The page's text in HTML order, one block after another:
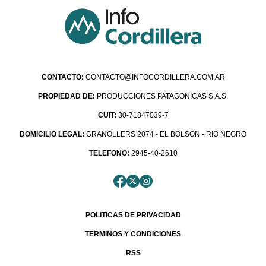
CONTACTO: CONTACTO@INFOCORDILLERA.COM.AR
PROPIEDAD DE: PRODUCCIONES PATAGONICAS S.A.S.
CUIT: 30-71847039-7
DOMICILIO LEGAL: GRANOLLERS 2074 - EL BOLSON - RIO NEGRO
TELEFONO: 2945-40-2610
POLITICAS DE PRIVACIDAD
TERMINOS Y CONDICIONES
RSS